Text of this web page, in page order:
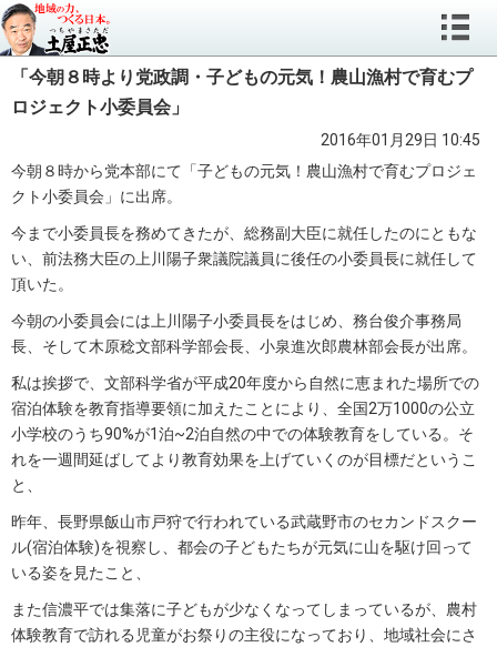
「今朝８時より党政調・子どもの元気！農山漁村で育むプ
ロジェクト小委員会」
2016年01月29日 10:45
今朝８時から党本部にて「子どもの元気！農山漁村で育むプロジェ
クト小委員会」に出席。
今まで小委員長を務めてきたが、総務副大臣に就任したのにともな
い、前法務大臣の上川陽子衆議院議員に後任の小委員長に就任して
頂いた。
今朝の小委員会には上川陽子小委員長をはじめ、務台俊介事務局
長、そして木原稔文部科学部会長、小泉進次郎農林部会長が出席。
私は挨拶で、文部科学省が平成20年度から自然に恵まれた場所での
宿泊体験を教育指導要領に加えたことにより、全国2万1000の公立
小学校のうち90%が1泊~2泊自然の中での体験教育をしている。そ
れを一週間延ばしてより教育効果を上げていくのが目標だというこ
と、
昨年、長野県飯山市戸狩で行われている武蔵野市のセカンドスクー
ル(宿泊体験)を視察し、都会の子どもたちが元気に山を駆け回って
いる姿を見たこと、
また信濃平では集落に子どもが少なくなってしまっているが、農村
体験教育で訪れる児童がお祭りの主役になっており、地域社会にさ